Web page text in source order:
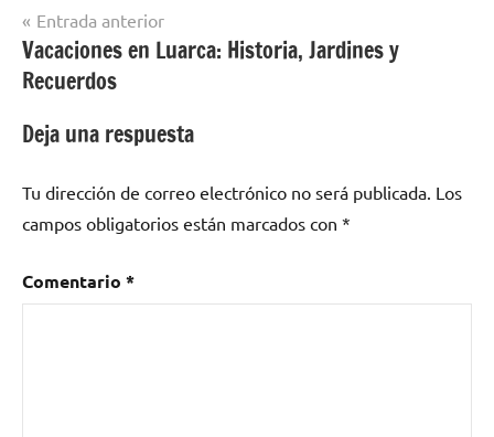
Navegación
de
entradas
Entrada anterior
Vacaciones en Luarca: Historia, Jardines y
Recuerdos
Deja una respuesta
Tu dirección de correo electrónico no será publicada. Los
campos obligatorios están marcados con *
Comentario *